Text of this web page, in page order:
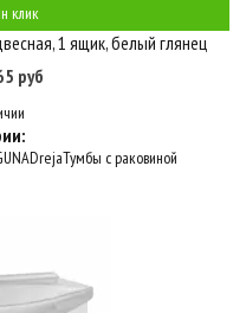
клик
1 ящик, белый глянец
руб
DrejaТумбы с раковиной